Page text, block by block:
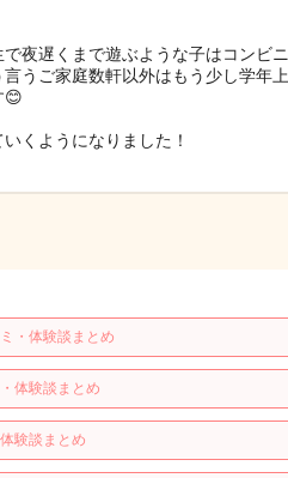
夜遅くまで遊ぶような子はコンビニ
うご家庭数軒以外はもう少し学年上
😊
くようになりました！
・体験談まとめ
体験談まとめ
験談まとめ